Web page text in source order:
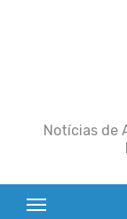
Notícias de